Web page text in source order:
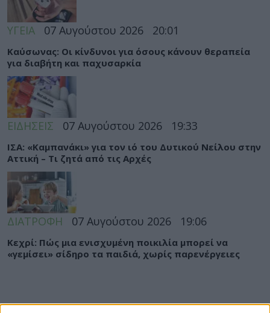
ΥΓΕΙΑ 07 Αυγούστου 2026 20:01
Καύσωνας: Οι κίνδυνοι για όσους κάνουν θεραπεία
για διαβήτη και παχυσαρκία
ΕΙΔΗΣΕΙΣ 07 Αυγούστου 2026 19:33
ΙΣΑ: «Καμπανάκι» για τον ιό του Δυτικού Νείλου στην
Αττική – Τι ζητά από τις Αρχές
ΔΙΑΤΡΟΦΗ 07 Αυγούστου 2026 19:06
Κεχρί: Πώς μια ενισχυμένη ποικιλία μπορεί να
«γεμίσει» σίδηρο τα παιδιά, χωρίς παρενέργειες